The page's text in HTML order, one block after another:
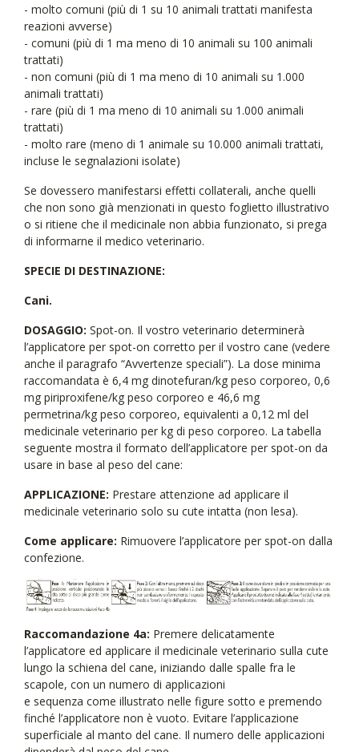
- molto comuni (più di 1 su 10 animali trattati manifesta
reazioni avverse)
- comuni (più di 1 ma meno di 10 animali su 100 animali
trattati)
- non comuni (più di 1 ma meno di 10 animali su 1.000
animali trattati)
- rare (più di 1 ma meno di 10 animali su 1.000 animali
trattati)
- molto rare (meno di 1 animale su 10.000 animali trattati,
incluse le segnalazioni isolate)
Se dovessero manifestarsi effetti collaterali, anche quelli
che non sono già menzionati in questo foglietto illustrativo
o si ritiene che il medicinale non abbia funzionato, si prega
di informarne il medico veterinario.
SPECIE DI DESTINAZIONE:
Cani.
DOSAGGIO: Spot-on. Il vostro veterinario determinerà
l’applicatore per spot-on corretto per il vostro cane (vedere
anche il paragrafo “Avvertenze speciali”). La dose minima
raccomandata è 6,4 mg dinotefuran/kg peso corporeo, 0,6
mg piriproxifene/kg peso corporeo e 46,6 mg
permetrina/kg peso corporeo, equivalenti a 0,12 ml del
medicinale veterinario per kg di peso corporeo. La tabella
seguente mostra il formato dell’applicatore per spot-on da
usare in base al peso del cane:
APPLICAZIONE: Prestare attenzione ad applicare il
medicinale veterinario solo su cute intatta (non lesa).
Come applicare: Rimuovere l’applicatore per spot-on dalla
confezione.
Raccomandazione 4a: Premere delicatamente
l’applicatore ed applicare il medicinale veterinario sulla cute
lungo la schiena del cane, iniziando dalle spalle fra le
scapole, con un numero di applicazioni
e sequenza come illustrato nelle figure sotto e premendo
finché l’applicatore non è vuoto. Evitare l’applicazione
superficiale al manto del cane. Il numero delle applicazioni